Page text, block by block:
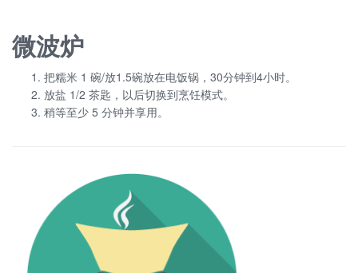
微波炉
把糯米 1 碗/放1.5碗放在电饭锅，30分钟到4小时。
放盐 1/2 茶匙，以后切换到烹饪模式。
稍等至少 5 分钟并享用。